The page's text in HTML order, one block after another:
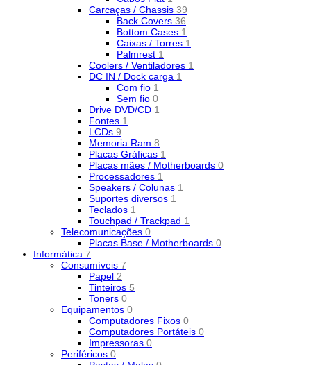
Carcaças / Chassis 39
Back Covers 36
Bottom Cases 1
Caixas / Torres 1
Palmrest 1
Coolers / Ventiladores 1
DC IN / Dock carga 1
Com fio 1
Sem fio 0
Drive DVD/CD 1
Fontes 1
LCDs 9
Memoria Ram 8
Placas Gráficas 1
Placas mães / Motherboards 0
Processadores 1
Speakers / Colunas 1
Suportes diversos 1
Teclados 1
Touchpad / Trackpad 1
Telecomunicações 0
Placas Base / Motherboards 0
Informática 7
Consumíveis 7
Papel 2
Tinteiros 5
Toners 0
Equipamentos 0
Computadores Fixos 0
Computadores Portáteis 0
Impressoras 0
Periféricos 0